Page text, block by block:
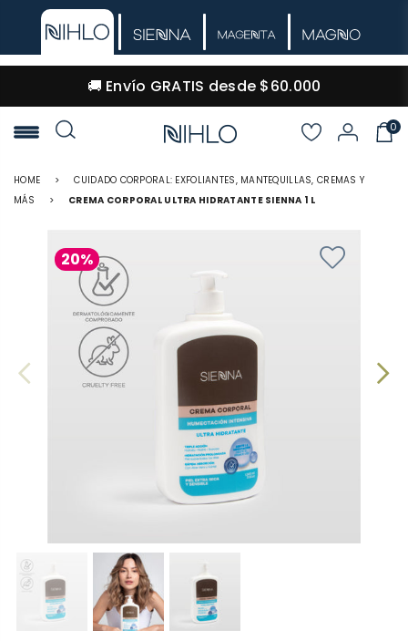
🚚 Envío GRATIS desde $60.000
NIHLO
0
HOME >
CUIDADO CORPORAL: EXFOLIANTES, MANTEQUILLAS, CREMAS Y
MÁS
> CREMA CORPORAL ULTRA HIDRATANTE SIENNA 1 L
20%